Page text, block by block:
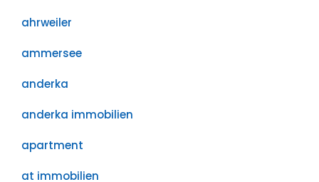
ahrweiler
ammersee
anderka
anderka immobilien
apartment
at immobilien